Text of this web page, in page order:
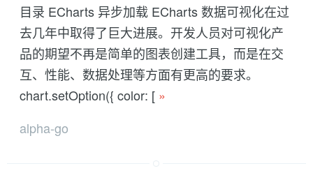
目录 ECharts 异步加载 ECharts 数据可视化在过
去几年中取得了巨大进展。开发人员对可视化产
品的期望不再是简单的图表创建工具，而是在交
互、性能、数据处理等方面有更高的要求。
chart.setOption({ color: [ »
alpha-go